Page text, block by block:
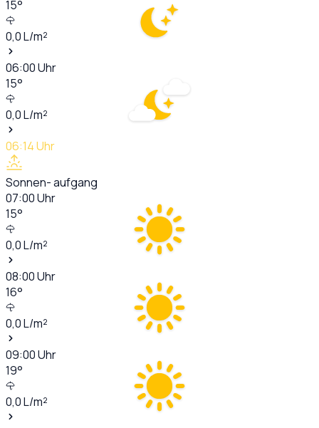
15°
0,0L/m²
06:00Uhr
15°
0,0L/m²
06:14Uhr
Sonnen- aufgang
07:00Uhr
15°
0,0L/m²
08:00Uhr
16°
0,0L/m²
09:00Uhr
19°
0,0L/m²